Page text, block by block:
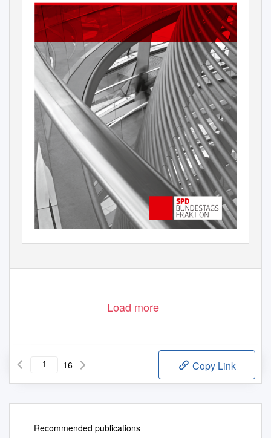
Load more
16 Copy Link
Recommended publications